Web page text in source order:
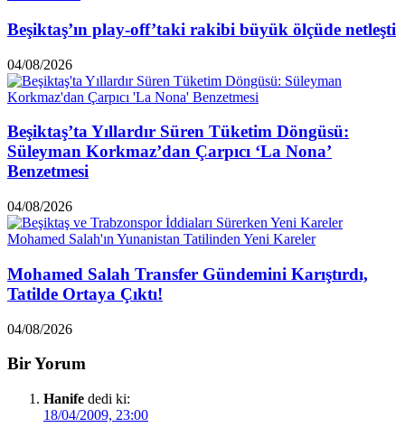
Beşiktaş’ın play-off’taki rakibi büyük ölçüde netleşti
04/08/2026
Beşiktaş’ta Yıllardır Süren Tüketim Döngüsü:
Süleyman Korkmaz’dan Çarpıcı ‘La Nona’
Benzetmesi
04/08/2026
Mohamed Salah Transfer Gündemini Karıştırdı,
Tatilde Ortaya Çıktı!
04/08/2026
Bir Yorum
Hanife dedi ki:
18/04/2009, 23:00